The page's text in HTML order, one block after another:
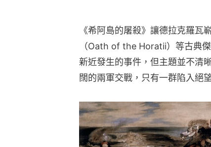
《希阿島的屠殺》讓德拉克羅瓦
（Oath of the Horatii）等古典
新近發生的事件，但主題並不清
闊的兩軍交戰，只有一群陷入絕